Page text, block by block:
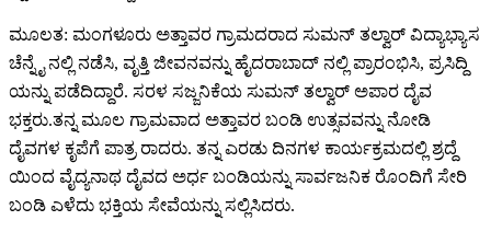
ಮೂಲತ: ಮಂಗಳೂರು ಅತ್ತಾವರ ಗ್ರಾಮದರಾದ ಸುಮನ್ ತಲ್ವಾರ್ ವಿದ್ಯಾಭ್ಯಾಸ
ಚೆನ್ನೈ ನಲ್ಲಿ ನಡೆಸಿ, ವೃತ್ತಿ ಜೀವನವನ್ನು ಹೈದರಾಬಾದ್ ನಲ್ಲಿ ಪ್ರಾರಂಭಿಸಿ, ಪ್ರಸಿದ್ದಿ
ಯನ್ನು ಪಡೆದಿದ್ದಾರೆ. ಸರಳ ಸಜ್ಜನಿಕೆಯ ಸುಮನ್ ತಲ್ವಾರ್ ಅಪಾರ ದೈವ
ಭಕ್ತರು.ತನ್ನ ಮೂಲ ಗ್ರಾಮವಾದ ಅತ್ತಾವರ ಬಂಡಿ ಉತ್ಸವವನ್ನು ನೋಡಿ
ದೈವಗಳ ಕೃಪೆಗೆ ಪಾತ್ರ ರಾದರು. ತನ್ನ ಎರಡು ದಿನಗಳ ಕಾರ್ಯಕ್ರಮದಲ್ಲಿ ಶ್ರದ್ದೆ
ಯಿಂದ ವೈದ್ಯನಾಥ ದೈವದ ಅರ್ಧ ಬಂಡಿಯನ್ನು ಸಾರ್ವಜನಿಕ ರೊಂದಿಗೆ ಸೇರಿ
ಬಂಡಿ ಎಳೆದು ಭಕ್ತಿಯ ಸೇವೆಯನ್ನು ಸಲ್ಲಿಸಿದರು.